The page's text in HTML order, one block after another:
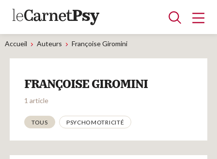
Articles
A la une
Adolescence
Dispositif
Enfance
Périnatalité
Psychanalyse
Psychopathologie
Soin
Dossiers
Accueil Auteurs Françoise Giromini
FRANÇOISE GIROMINI
1 article
Thématiques
TOUS PSYCHOMOTRICITÉ